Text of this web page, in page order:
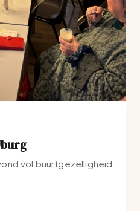
vol buurtgezelligheid